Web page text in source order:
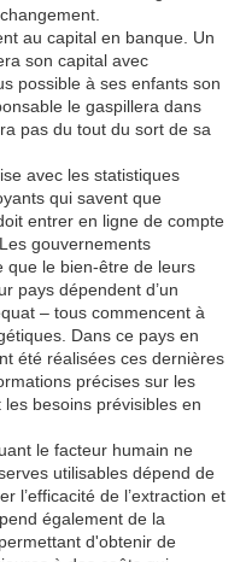
au capital en banque. Un
son capital avec
possible à ses enfants son
le gaspillera dans
pas du tout du sort de sa
avec les statistiques
qui savent que
entrer en ligne de compte
Les gouvernements
que le bien-être de leurs
pays dépendent d’un
– tous commencent à
Dans ce pays en
été réalisées ces dernières
précises sur les
besoins prévisibles en
le facteur humain ne
utilisables dépend de
l’efficacité de l’extraction et
également de la
d'obtenir de